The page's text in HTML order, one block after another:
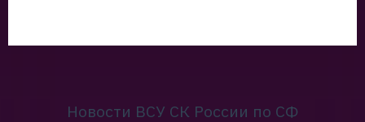
Новости ВСУ СК России по СФ